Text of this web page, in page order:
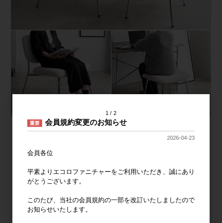
1 2
重要 会員規約変更のお知らせ
2026-04-23
会員各位
平素よりエコロファニチャーをご利用いただき、誠にあり
がとうございます。
このたび、当社の会員規約の一部を改訂いたしましたので
お知らせいたします。